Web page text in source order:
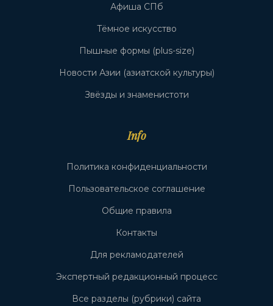
Афиша СПб
Тёмное искусство
Пышные формы (plus-size)
Новости Азии (азиатской культуры)
Звёзды и знаменистоти
Info
Политика конфиденциальности
Пользовательское соглашение
Общие правила
Контакты
Для рекламодателей
Экспертный редакционный процесс
Все разделы (рубрики) сайта